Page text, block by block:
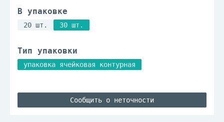
В упаковке
20 шт. 30 шт.
Тип упаковки
упаковка ячейковая контурная
Сообщить о неточности